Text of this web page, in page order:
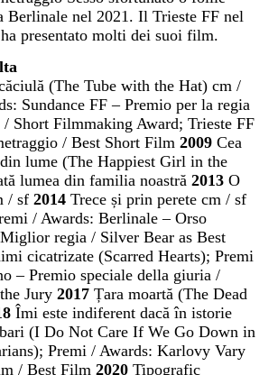
Berlinale nel 2021. Il Trieste FF nel
presentato molti dei suoi film.
(The Tube with the Hat) cm /
Sundance FF – Premio per la regia
Short Filmmaking Award; Trieste FF
/ Best Short Film 2009 Cea
lume (The Happiest Girl in the
lumea din familia noastră 2013 O
/ sf 2014 Trece și prin perete cm / sf
/ Awards: Berlinale – Orso
regia / Silver Bear as Best
cicatrizate (Scarred Hearts); Premi
– Premio speciale della giuria /
Jury 2017 Țara moartă (The Dead
Îmi este indiferent dacă în istorie
(I Do Not Care If We Go Down in
Premi / Awards: Karlovy Vary
/ Best Film 2020 Tipografic